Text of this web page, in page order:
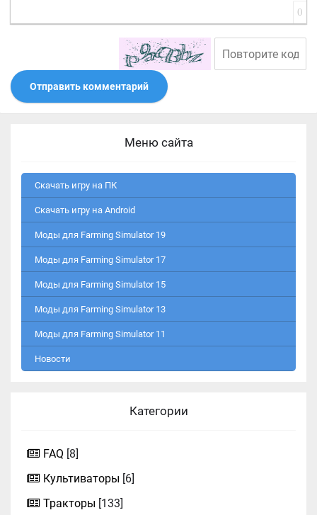
0
Отправить комментарий
Меню сайта
Скачать игру на ПК
Скачать игру на Android
Моды для Farming Simulator 19
Моды для Farming Simulator 17
Моды для Farming Simulator 15
Моды для Farming Simulator 13
Моды для Farming Simulator 11
Новости
Категории
FAQ [8]
Культиваторы [6]
Тракторы [133]